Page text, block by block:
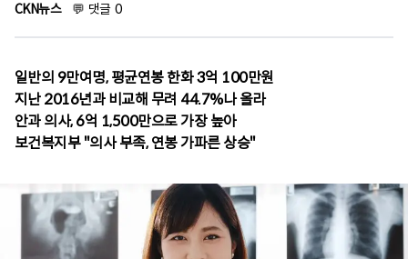
CKN뉴스 💬 댓글 0
일반의 9만여명, 평균연봉 한화 3억 100만원
지난 2016년과 비교해 무려 44.7%나 올라
안과 의사, 6억 1,500만으로 가장 높아
보건복지부 "의사 부족, 연봉 가파른 상승"